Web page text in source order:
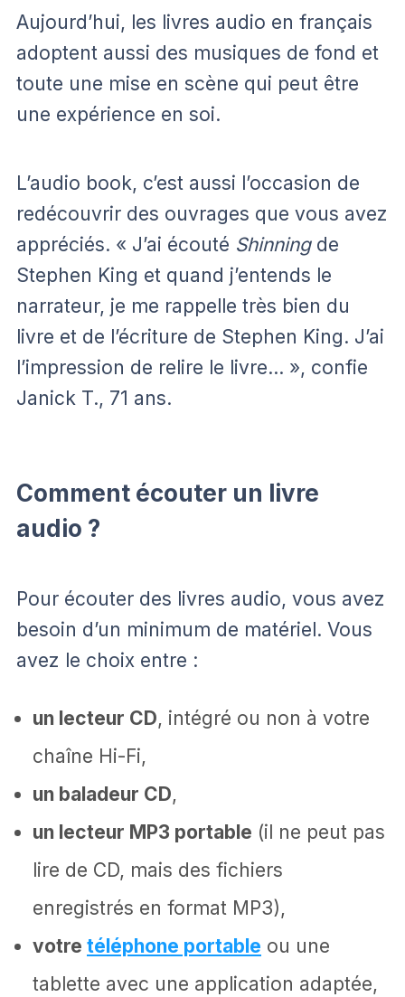
Aujourd’hui, les livres audio en français
adoptent aussi des musiques de fond et
toute une mise en scène qui peut être
une expérience en soi.
L’audio book, c’est aussi l’occasion de
redécouvrir des ouvrages que vous avez
appréciés. « J’ai écouté Shinningde
Stephen King et quand j’entends le
narrateur, je me rappelle très bien du
livre et de l’écriture de Stephen King. J’ai
l’impression de relire le livre… », confie
Janick T., 71 ans.
Comment écouter un livre
audio ?
Pour écouter des livres audio, vous avez
besoin d’un minimum de matériel. Vous
avez le choix entre :
un lecteur CD, intégré ou non à votre
chaîne Hi-Fi,
un baladeur CD,
un lecteur MP3 portable (il ne peut pas
lire de CD, mais des fichiers
enregistrés en format MP3),
votre téléphone portable ou une
tablette avec une application adaptée,